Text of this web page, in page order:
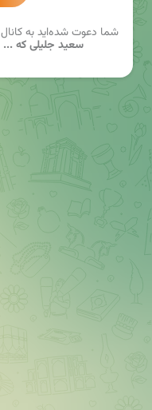
شما دعوت شده‌اید به کانال
سعید جلیلی که ...